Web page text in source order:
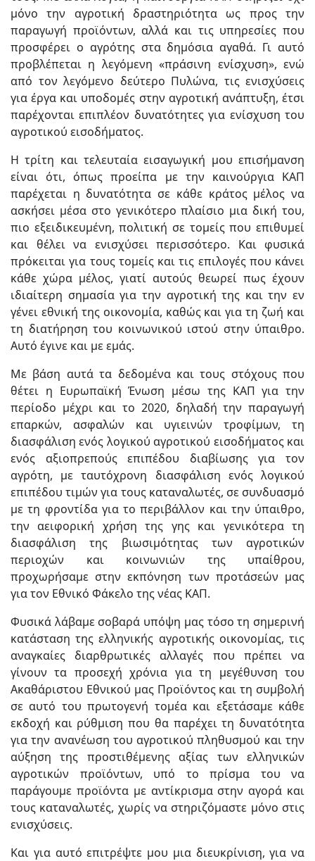
μόνο την αγροτική δραστηριότητα ως προς την
παραγωγή προϊόντων, αλλά και τις υπηρεσίες που
προσφέρει ο αγρότης στα δημόσια αγαθά. Γι αυτό
προβλέπεται η λεγόμενη «πράσινη ενίσχυση», ενώ
από τον λεγόμενο δεύτερο Πυλώνα, τις ενισχύσεις
για έργα και υποδομές στην αγροτική ανάπτυξη, έτσι
παρέχονται επιπλέον δυνατότητες για ενίσχυση του
αγροτικού εισοδήματος.
Η τρίτη και τελευταία εισαγωγική μου επισήμανση
είναι ότι, όπως προείπα με την καινούργια ΚΑΠ
παρέχεται η δυνατότητα σε κάθε κράτος μέλος να
ασκήσει μέσα στο γενικότερο πλαίσιο μια δική του,
πιο εξειδικευμένη, πολιτική σε τομείς που επιθυμεί
και θέλει να ενισχύσει περισσότερο. Και φυσικά
πρόκειται για τους τομείς και τις επιλογές που κάνει
κάθε χώρα μέλος, γιατί αυτούς θεωρεί πως έχουν
ιδιαίτερη σημασία για την αγροτική της και την εν
γένει εθνική της οικονομία, καθώς και για τη ζωή και
τη διατήρηση του κοινωνικού ιστού στην ύπαιθρο.
Αυτό έγινε και με εμάς.
Με βάση αυτά τα δεδομένα και τους στόχους που
θέτει η Ευρωπαϊκή Ένωση μέσω της ΚΑΠ για την
περίοδο μέχρι και το 2020, δηλαδή την παραγωγή
επαρκών, ασφαλών και υγιεινών τροφίμων, τη
διασφάλιση ενός λογικού αγροτικού εισοδήματος και
ενός αξιοπρεπούς επιπέδου διαβίωσης για τον
αγρότη, με ταυτόχρονη διασφάλιση ενός λογικού
επιπέδου τιμών για τους καταναλωτές, σε συνδυασμό
με τη φροντίδα για το περιβάλλον και την ύπαιθρο,
την αειφορική χρήση της γης και γενικότερα τη
διασφάλιση της βιωσιμότητας των αγροτικών
περιοχών και κοινωνιών της υπαίθρου,
προχωρήσαμε στην εκπόνηση των προτάσεών μας
για τον Εθνικό Φάκελο της νέας ΚΑΠ.
Φυσικά λάβαμε σοβαρά υπόψη μας τόσο τη σημερινή
κατάσταση της ελληνικής αγροτικής οικονομίας, τις
αναγκαίες διαρθρωτικές αλλαγές που πρέπει να
γίνουν τα προσεχή χρόνια για τη μεγέθυνση του
Ακαθάριστου Εθνικού μας Προϊόντος και τη συμβολή
σε αυτό του πρωτογενή τομέα και εξετάσαμε κάθε
εκδοχή και ρύθμιση που θα παρέχει τη δυνατότητα
για την ανανέωση του αγροτικού πληθυσμού και την
αύξηση της προστιθέμενης αξίας των ελληνικών
αγροτικών προϊόντων, υπό το πρίσμα του να
παράγουμε προϊόντα με αντίκρισμα στην αγορά και
τους καταναλωτές, χωρίς να στηριζόμαστε μόνο στις
ενισχύσεις.
Και για αυτό επιτρέψτε μου μια διευκρίνιση, για να